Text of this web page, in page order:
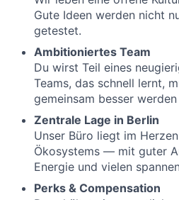
Gute Ideen werden nicht
getestet.
Ambitioniertes Team
Du wirst Teil eines
Teams, das schnell lernt,
gemeinsam besser
Zentrale Lage in Berlin
Unser Büro liegt im
Ökosystems — mit guter
Energie und vielen
Perks & Compensation